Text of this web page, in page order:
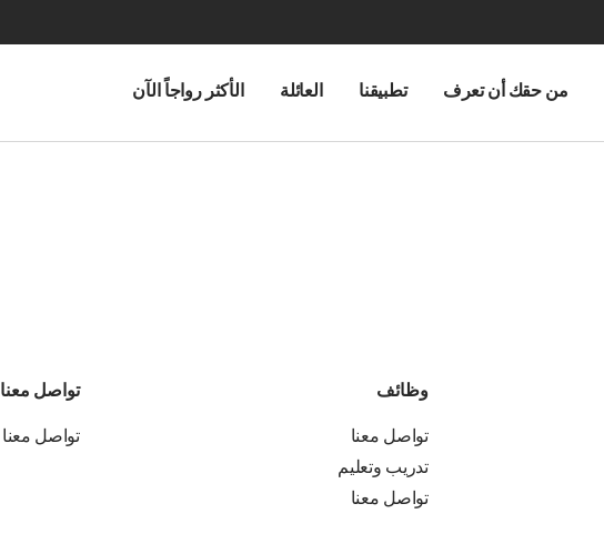
من حقك أن تعرف تطبيقنا العائلة الأكثر رواجاً الآن
وظائف
تواصل معنا
تدريب وتعليم
تواصل معنا
تواصل معنا
تواصل معنا